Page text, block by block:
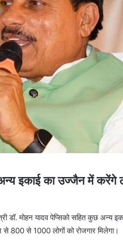
इकाई का उज्जैन में करेंगे
मोहन यादव पेप्सिको सहित कुछ अन्य
800 से 1000 लोगों को रोजगार मिलेगा।